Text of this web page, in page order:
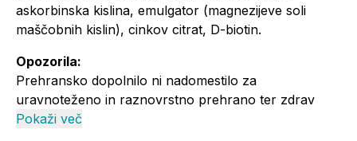
askorbinska kislina, emulgator (magnezijeve soli
maščobnih kislin), cinkov citrat, D-biotin.
Opozorila:
Prehransko dopolnilo ni nadomestilo za
uravnoteženo in raznovrstno prehrano ter zdrav
način življenja. Priporočene dnevne količine oziroma
Pokaži več